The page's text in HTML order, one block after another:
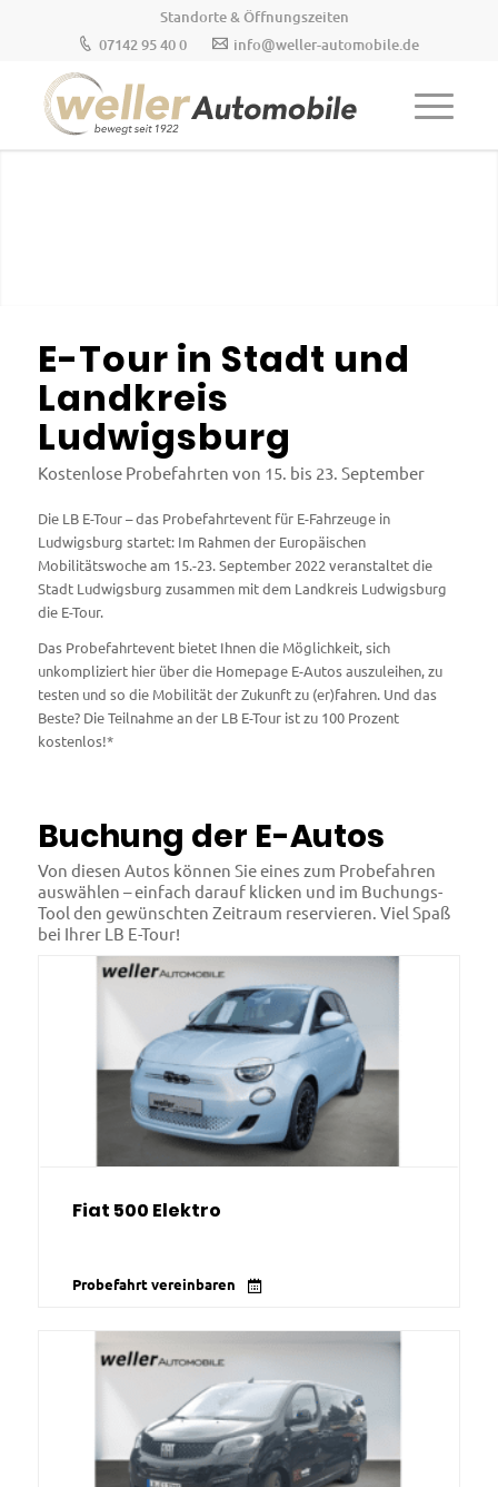
Standorte & Öffnungszeiten
07142 95 40 0
info@weller-automobile.de
E-Tour in Stadt und
Landkreis
Ludwigsburg
Kostenlose Probefahrten von 15. bis 23. September
Die LB E-Tour – das Probefahrtevent für E-Fahrzeuge in
Ludwigsburg startet: Im Rahmen der Europäischen
Mobilitätswoche am 15.-23. September 2022 veranstaltet die
Stadt Ludwigsburg zusammen mit dem Landkreis Ludwigsburg
die E-Tour.
Das Probefahrtevent bietet Ihnen die Möglichkeit, sich
unkompliziert hier über die Homepage E-Autos auszuleihen, zu
testen und so die Mobilität der Zukunft zu (er)fahren. Und das
Beste? Die Teilnahme an der LB E-Tour ist zu 100 Prozent
kostenlos!*
Buchung der E-Autos
Von diesen Autos können Sie eines zum Probefahren
auswählen – einfach darauf klicken und im Buchungs-
Tool den gewünschten Zeitraum reservieren. Viel Spaß
bei Ihrer LB E-Tour!
Fiat 500 Elektro
Probefahrt vereinbaren